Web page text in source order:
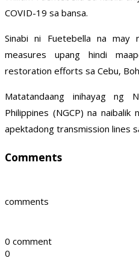
COVID-19 sa bansa.
Sinabi ni Fuetebella na may
measures upang hindi
restoration efforts sa Cebu,
Matatandaang inihayag ng
Philippines (NGCP) na
apektadong transmission lines
Comments
comments
0 comment
0